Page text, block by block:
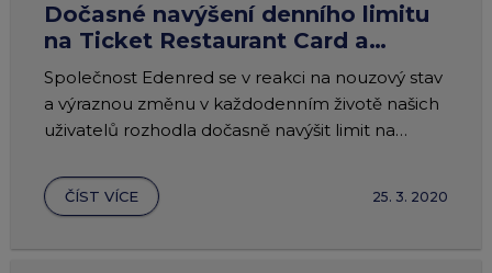
Dočasné navýšení denního limitu
na Ticket Restaurant Card a
Edenred Card na 2 000 Kč
Společnost Edenred se v reakci na nouzový stav
a výraznou změnu v každodenním životě našich
uživatelů rozhodla dočasně navýšit limit na
Edenred Card.
ČÍST VÍCE 25. 3. 2020